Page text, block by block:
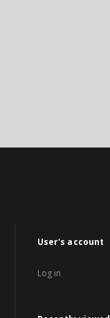
User's account
Log in